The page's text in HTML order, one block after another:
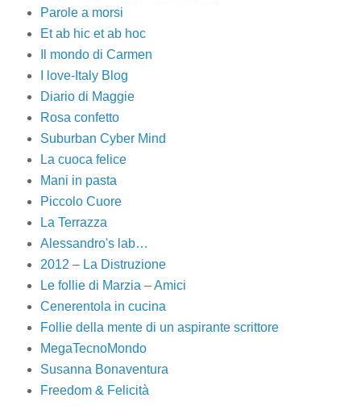
Parole a morsi
Et ab hic et ab hoc
Il mondo di Carmen
I love-Italy Blog
Diario di Maggie
Rosa confetto
Suburban Cyber Mind
La cuoca felice
Mani in pasta
Piccolo Cuore
La Terrazza
Alessandro's lab…
2012 – La Distruzione
Le follie di Marzia – Amici
Cenerentola in cucina
Follie della mente di un aspirante scrittore
MegaTecnoMondo
Susanna Bonaventura
Freedom & Felicità